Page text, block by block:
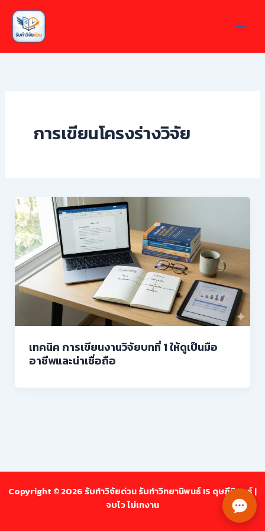
Skip
content
การเขียนโครงร่างวิจัย
เทคนิค การเขียนงานวิจัยบทที่ 1 ให้ดูเป็นมือ
อาชีพและน่าเชื่อถือ
Copyright © 2026 รับทำวิจัยด่วน รับทำวิทยานิพนธ์ IS ดุษฎีนิพนธ์ |
จบไว ไม่เทงาน